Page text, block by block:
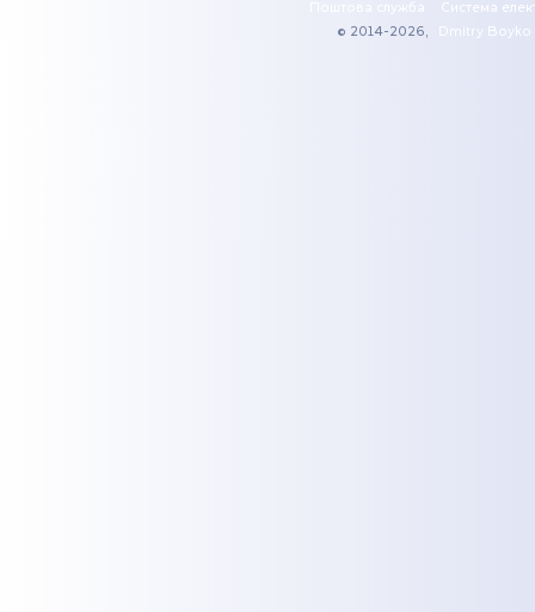
Поштова служба
Система
© 2014-2026,
Dmitry Boyko